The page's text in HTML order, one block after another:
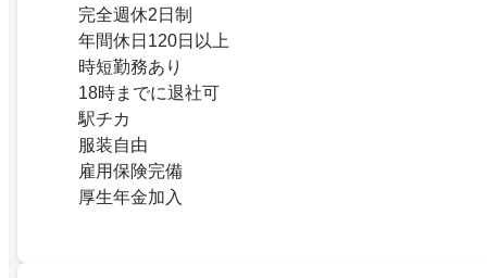
完全週休2日制
年間休日120日以上
時短勤務あり
18時までに退社可
駅チカ
服装自由
雇用保険完備
厚生年金加入